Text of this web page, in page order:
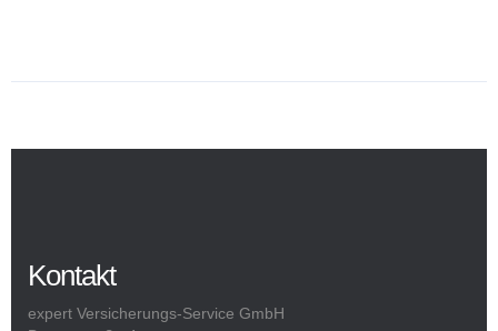
Kontakt
expert Versicherungs-Service GmbH